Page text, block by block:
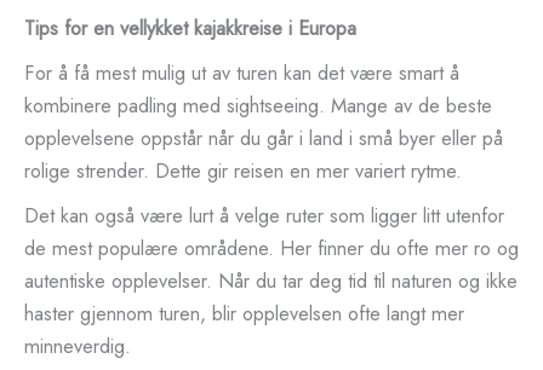
Tips for en vellykket kajakkreise i Europa
For å få mest mulig ut av turen kan det være smart å
kombinere padling med sightseeing. Mange av de beste
opplevelsene oppstår når du går i land i små byer eller på
rolige strender. Dette gir reisen en mer variert rytme.
Det kan også være lurt å velge ruter som ligger litt utenfor
de mest populære områdene. Her finner du ofte mer ro og
autentiske opplevelser. Når du tar deg tid til naturen og ikke
haster gjennom turen, blir opplevelsen ofte langt mer
minneverdig.